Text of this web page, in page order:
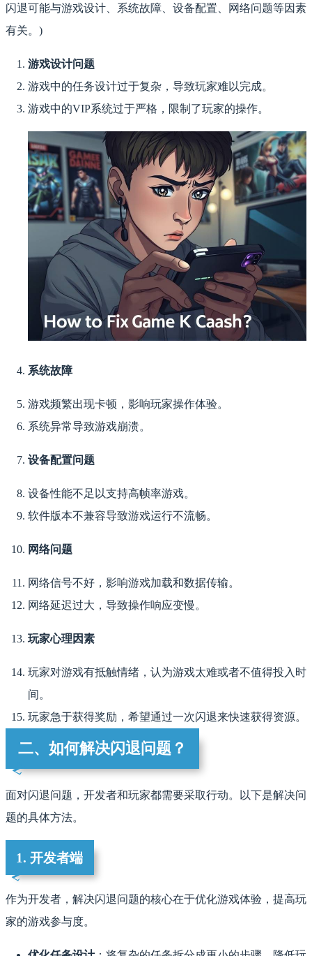
闪退可能与游戏设计、系统故障、设备配置、网络问题等因素
有关。)
游戏设计问题
游戏中的任务设计过于复杂，导致玩家难以完成。
游戏中的VIP系统过于严格，限制了玩家的操作。
系统故障
游戏频繁出现卡顿，影响玩家操作体验。
系统异常导致游戏崩溃。
设备配置问题
设备性能不足以支持高帧率游戏。
软件版本不兼容导致游戏运行不流畅。
网络问题
网络信号不好，影响游戏加载和数据传输。
网络延迟过大，导致操作响应变慢。
玩家心理因素
玩家对游戏有抵触情绪，认为游戏太难或者不值得投入时
间。
玩家急于获得奖励，希望通过一次闪退来快速获得资源。
二、如何解决闪退问题？
面对闪退问题，开发者和玩家都需要采取行动。以下是解决问
题的具体方法。
1. 开发者端
作为开发者，解决闪退问题的核心在于优化游戏体验，提高玩
家的游戏参与度。